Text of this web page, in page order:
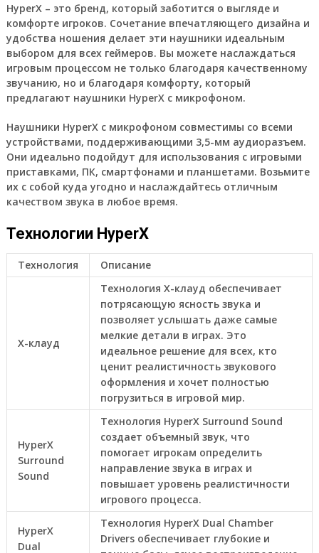
HyperX – это бренд, который заботится о выгляде и
комфорте игроков. Сочетание впечатляющего дизайна и
удобства ношения делает эти наушники идеальным
выбором для всех геймеров. Вы можете наслаждаться
игровым процессом не только благодаря качественному
звучанию, но и благодаря комфорту, который
предлагают наушники HyperX с микрофоном.
Наушники HyperX с микрофоном совместимы со всеми
устройствами, поддерживающими 3,5-мм аудиоразъем.
Они идеально подойдут для использования с игровыми
приставками, ПК, смартфонами и планшетами. Возьмите
их с собой куда угодно и наслаждайтесь отличным
качеством звука в любое время.
Технологии HyperX
Технология Описание
X-клауд
Технология X-клауд обеспечивает
потрясающую ясность звука и
позволяет услышать даже самые
мелкие детали в играх. Это
идеальное решение для всех, кто
ценит реалистичность звукового
оформления и хочет полностью
погрузиться в игровой мир.
HyperX
Surround
Sound
Технология HyperX Surround Sound
создает объемный звук, что
помогает игрокам определить
направление звука в играх и
повышает уровень реалистичности
игрового процесса.
HyperX
Dual
Технология HyperX Dual Chamber
Drivers обеспечивает глубокие и